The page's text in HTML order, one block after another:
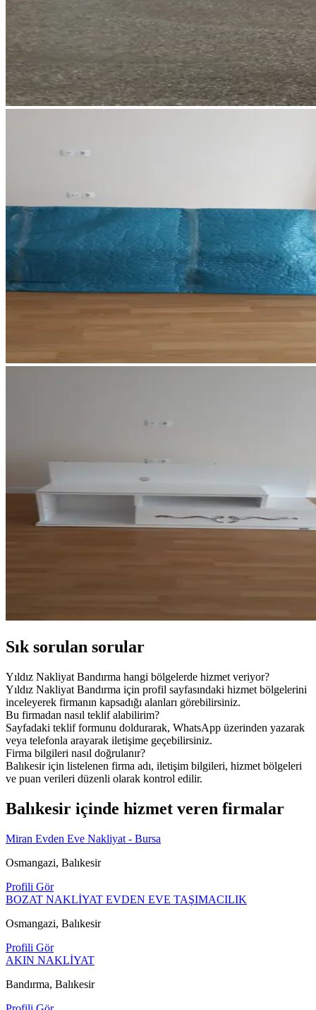
Sık sorulan sorular
Yıldız Nakliyat Bandırma hangi bölgelerde hizmet veriyor?
Yıldız Nakliyat Bandırma için profil sayfasındaki hizmet bölgelerini
inceleyerek firmanın kapsadığı alanları görebilirsiniz.
Bu firmadan nasıl teklif alabilirim?
Sayfadaki teklif formunu doldurarak, WhatsApp üzerinden yazarak
veya telefonla arayarak iletişime geçebilirsiniz.
Firma bilgileri nasıl doğrulanır?
Balıkesir için listelenen firma adı, iletişim bilgileri, hizmet bölgeleri
ve puan verileri düzenli olarak kontrol edilir.
Balıkesir içinde hizmet veren firmalar
Miran Evden Eve Nakliyat - Bursa
Osmangazi, Balıkesir
Profili Gör
BOZAT NAKLİYAT EVDEN EVE TAŞIMACILIK
Osmangazi, Balıkesir
Profili Gör
AKIN NAKLİYAT
Bandırma, Balıkesir